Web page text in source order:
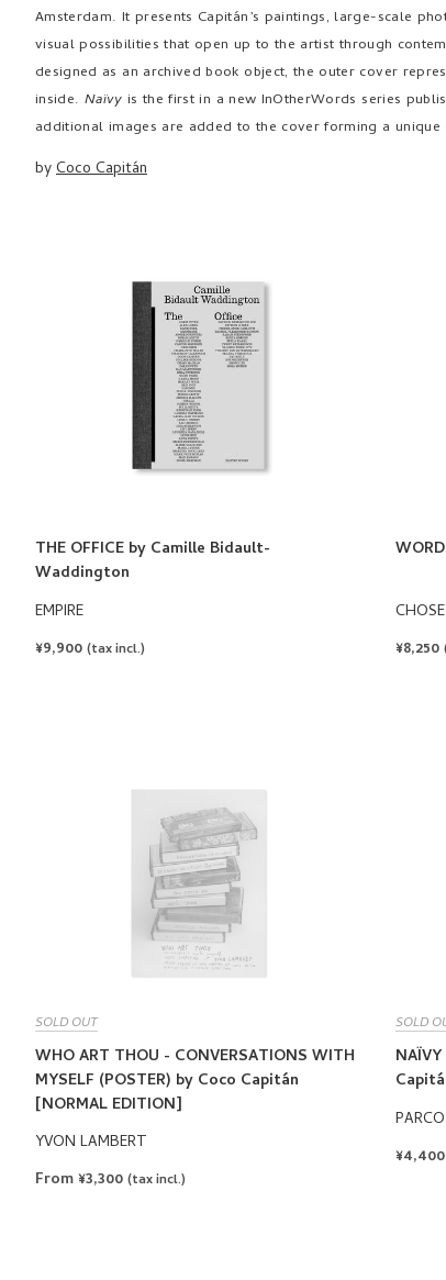
Amsterdam. It presents Capitán’s paintings, large-scale
visual possibilities that open up to the artist through
designed as an archived book object, the outer cover
inside. Naïvy is the first in a new InOtherWords series
additional images are added to the cover forming a
byCoco Capitán
THE OFFICE by Camille Bidault-
Waddington
EMPIRE
REGULAR
¥9,900 (tax incl.) ¥8,250
SOLD OUT
WHO ART THOU - CONVERSATIONS WITH
MYSELF (POSTER) by Coco Capitán
[NORMAL EDITION]
YVON LAMBERT
From ¥3,300 (tax incl.)
SOLD
¥4,400